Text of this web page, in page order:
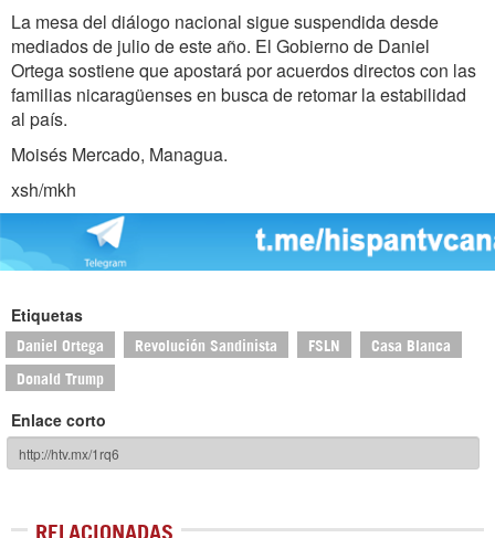
La mesa del diálogo nacional sigue suspendida desde
mediados de julio de este año. El Gobierno de Daniel
Ortega sostiene que apostará por acuerdos directos con las
familias nicaragüenses en busca de retomar la estabilidad
al país.
Moisés Mercado, Managua.
xsh/mkh
Etiquetas
Daniel Ortega Revolución Sandinista FSLN Casa Blanca
Donald Trump
Enlace corto
RELACIONADAS